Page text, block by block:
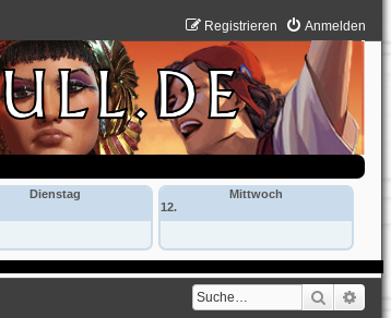
Anmelden
Registrieren
Dienstag
Mittwoch
12.
Suche